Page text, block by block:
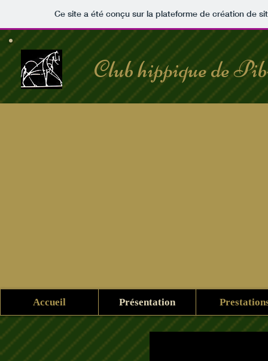
Ce site a été conçu sur la plateforme de création de
Club hippique de
Accueil Présentation